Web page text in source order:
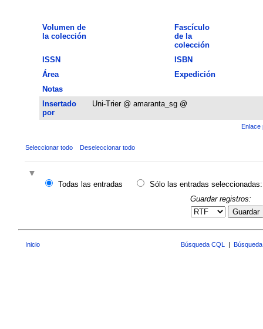
Volumen de
la colección
Fascículo
de la
colección
ISSN
ISBN
Área
Expedición
Notas
Insertado
por
Uni-Trier @ amaranta_sg @
Enlace
Seleccionar todo Deseleccionar todo
Todas las entradas
Sólo las entradas seleccionadas:
Guardar registros:
Guardar
Inicio Búsqueda CQL